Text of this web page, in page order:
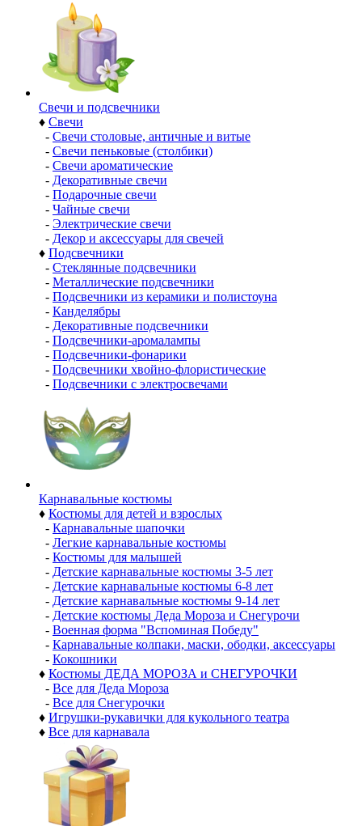
Свечи и подсвечники
♦ Свечи
- Свечи столовые, античные и витые
- Свечи пеньковые (столбики)
- Свечи ароматические
- Декоративные свечи
- Подарочные свечи
- Чайные свечи
- Электрические свечи
- Декор и аксессуары для свечей
♦ Подсвечники
- Стеклянные подсвечники
- Металлические подсвечники
- Подсвечники из керамики и полистоуна
- Канделябры
- Декоративные подсвечники
- Подсвечники-аромалампы
- Подсвечники-фонарики
- Подсвечники хвойно-флористические
- Подсвечники с электросвечами
Карнавальные костюмы
♦ Костюмы для детей и взрослых
- Карнавальные шапочки
- Легкие карнавальные костюмы
- Костюмы для малышей
- Детские карнавальные костюмы 3-5 лет
- Детские карнавальные костюмы 6-8 лет
- Детские карнавальные костюмы 9-14 лет
- Детские костюмы Деда Мороза и Снегурочи
- Военная форма "Вспоминая Победу"
- Карнавальные колпаки, маски, ободки, аксессуары
- Кокошники
♦ Костюмы ДЕДА МОРОЗА и СНЕГУРОЧКИ
- Все для Деда Мороза
- Все для Снегурочки
♦ Игрушки-рукавички для кукольного театра
♦ Все для карнавала